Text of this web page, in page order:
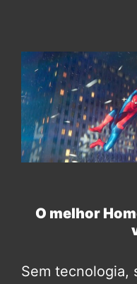
O melhor
Sem tecnologia,